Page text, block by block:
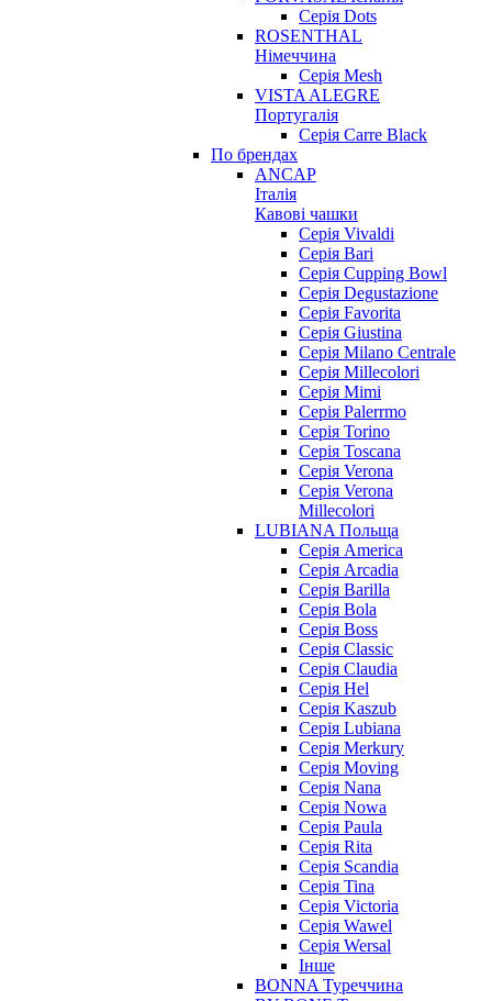
Серія Dots
ROSENTHAL
Німеччина
Серія Mesh
VISTA ALEGRE
Португалія
Серія Carre Black
По брендах
ANCAP
Італія
Кавові чашки
Cерія Vivaldi
Серія Bari
Серія Cupping Bowl
Серія Degustazione
Серія Favorita
Серія Giustina
Серія Milano Centrale
Серія Millecolori
Серія Mimi
Серія Palerrmo
Серія Torino
Серія Toscana
Серія Verona
Серія Verona
Millecolori
LUBIANA Польща
Серія America
Серія Arcadia
Серія Barilla
Серія Bola
Серія Boss
Серія Classic
Серія Claudia
Серія Hel
Серія Kaszub
Серія Lubiana
Серія Merkury
Серія Moving
Серія Nana
Серія Nowa
Серія Paula
Серія Rita
Серія Scandia
Серія Tina
Серія Victoria
Серія Wawel
Серія Wersal
Інше
BONNA Туреччина